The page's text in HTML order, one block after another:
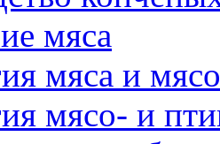
мяса
мяса и
мясо- и